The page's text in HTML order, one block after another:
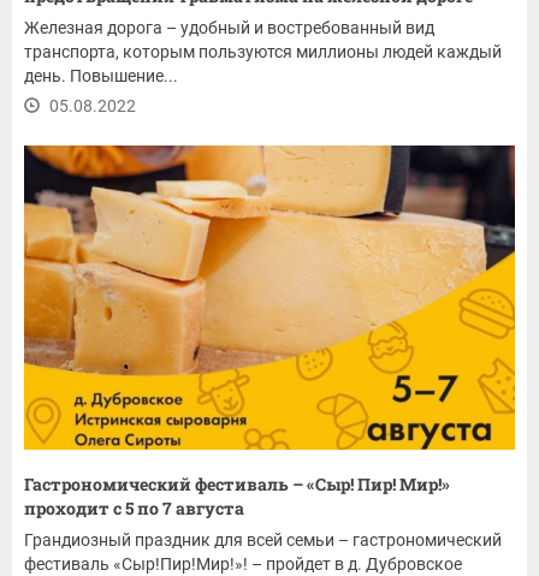
Железная дорога – удобный и востребованный вид
транспорта, которым пользуются миллионы людей каждый
день. Повышение...
05.08.2022
Гастрономический фестиваль – «Сыр! Пир! Мир!»
проходит с 5 по 7 августа
Грандиозный праздник для всей семьи – гастрономический
фестиваль «Сыр!Пир!Мир!»! – пройдет в д. Дубровское